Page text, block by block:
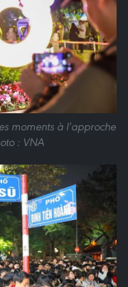
moments à l’approche
: VNA